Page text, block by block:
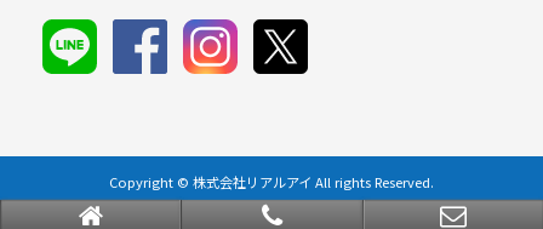
Copyright © 株式会社リアルアイ All rights Reserved.
powered by 不動産クラウドオフィス